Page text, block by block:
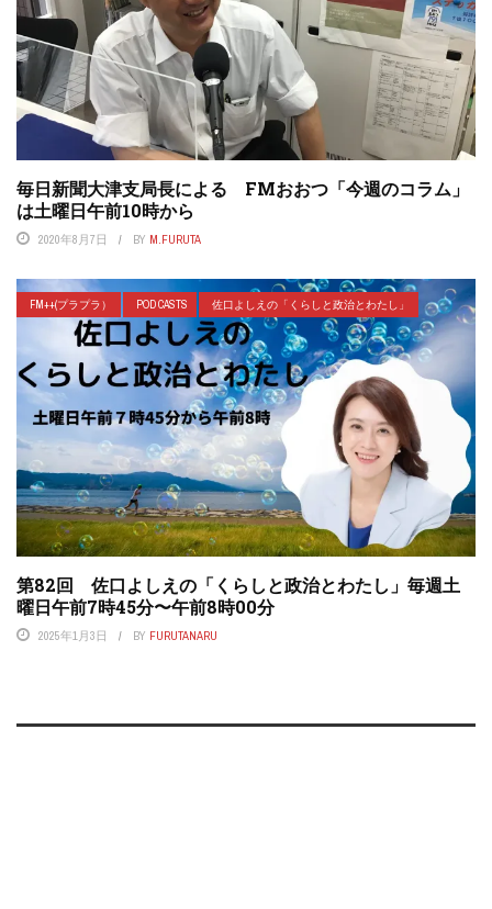
毎日新聞大津支局長による FMおおつ「今週のコラム」
は土曜日午前10時から
2020年8月7日 BY M.FURUTA
FM++(プラプラ） POD CASTS 佐口よしえの「くらしと政治とわたし」
第82回 佐口よしえの「くらしと政治とわたし」毎週土
曜日午前7時45分〜午前8時00分
2025年1月3日 BY FURUTANARU